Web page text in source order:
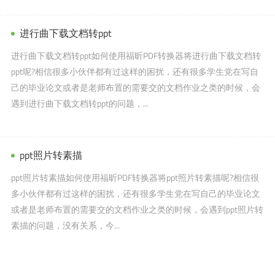
进行曲下载文档转ppt
进行曲下载文档转ppt如何使用福昕PDF转换器将进行曲下载文档转
ppt呢?相信很多小伙伴都有过这样的困扰，还有很多学生党在写自
己的毕业论文或者是老师布置的需要交的文档作业之类的时候，会
遇到进行曲下载文档转ppt的问题，...
ppt照片转素描
ppt照片转素描如何使用福昕PDF转换器将ppt照片转素描呢?相信很
多小伙伴都有过这样的困扰，还有很多学生党在写自己的毕业论文
或者是老师布置的需要交的文档作业之类的时候，会遇到ppt照片转
素描的问题，没有关系，今...